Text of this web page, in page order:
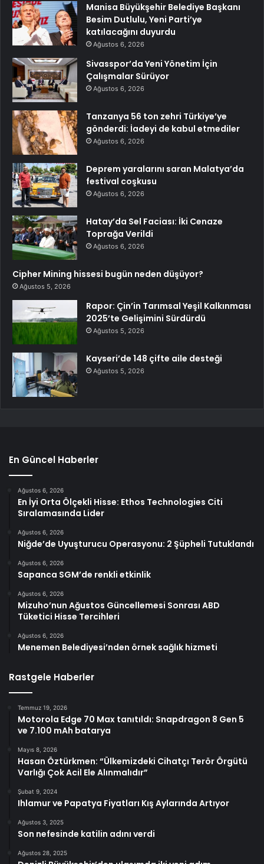
Manisa Büyükşehir Belediye Başkanı
Besim Dutlulu, Yeni Parti’ye
katılacağını duyurdu
Ağustos 6, 2026
Sivasspor’da Yeni Yönetim İçin
Çalışmalar Sürüyor
Ağustos 6, 2026
Tanzanya 56 ton zehri Türkiye’ye
gönderdi: İadeyi de kabul etmediler
Ağustos 6, 2026
Deprem yaralarını saran Malatya’da
festival coşkusu
Ağustos 6, 2026
Hatay’da Sel Faciası: İki Cenaze
Toprağa Verildi
Ağustos 6, 2026
Cipher Mining hissesi bugün neden düşüyor?
Ağustos 5, 2026
Rapor: Çin’in Tarımsal Yeşil Kalkınması
2025’te Gelişimini Sürdürdü
Ağustos 5, 2026
Kayseri’de 148 çifte aile desteği
Ağustos 5, 2026
En Güncel Haberler
Ağustos 6, 2026
En İyi Orta Ölçekli Hisse: Ethos Technologies Citi
Sıralamasında Lider
Ağustos 6, 2026
Niğde’de Uyuşturucu Operasyonu: 2 Şüpheli Tutuklandı
Ağustos 6, 2026
Sapanca SGM’de renkli etkinlik
Ağustos 6, 2026
Mizuho’nun Ağustos Güncellemesi Sonrası ABD
Tüketici Hisse Tercihleri
Ağustos 6, 2026
Menemen Belediyesi’nden örnek sağlık hizmeti
Rastgele Haberler
Temmuz 19, 2026
Motorola Edge 70 Max tanıtıldı: Snapdragon 8 Gen 5
ve 7.100 mAh batarya
Mayıs 8, 2026
Hasan Öztürkmen: “Ülkemizdeki Cihatçı Terör Örgütü
Varlığı Çok Acil Ele Alınmalıdır”
Şubat 9, 2024
Ihlamur ve Papatya Fiyatları Kış Aylarında Artıyor
Ağustos 3, 2025
Son nefesinde katilin adını verdi
Ağustos 28, 2025